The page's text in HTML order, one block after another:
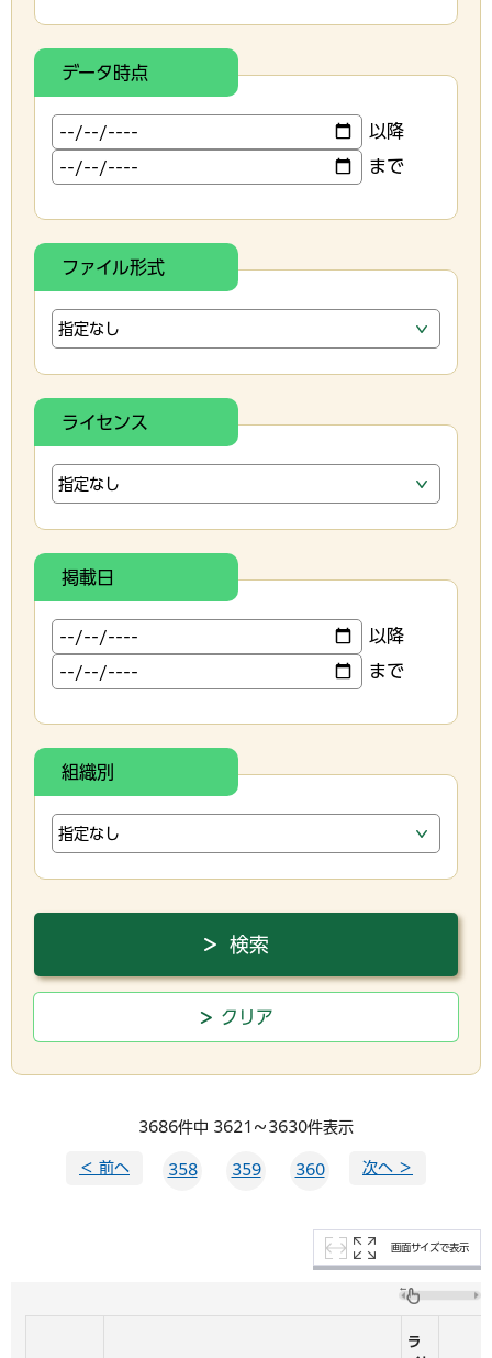
データ時点
以降
まで
ファイル形式
ライセンス
掲載日
以降
まで
組織別
3686件中 3621～3630件表示
＜ 前へ 358 359 360 次へ ＞
画面サイズで表示
ラ